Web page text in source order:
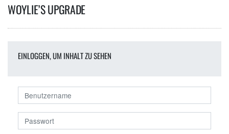
WOYLIE’S UPGRADE
EINLOGGEN, UM INHALT ZU SEHEN